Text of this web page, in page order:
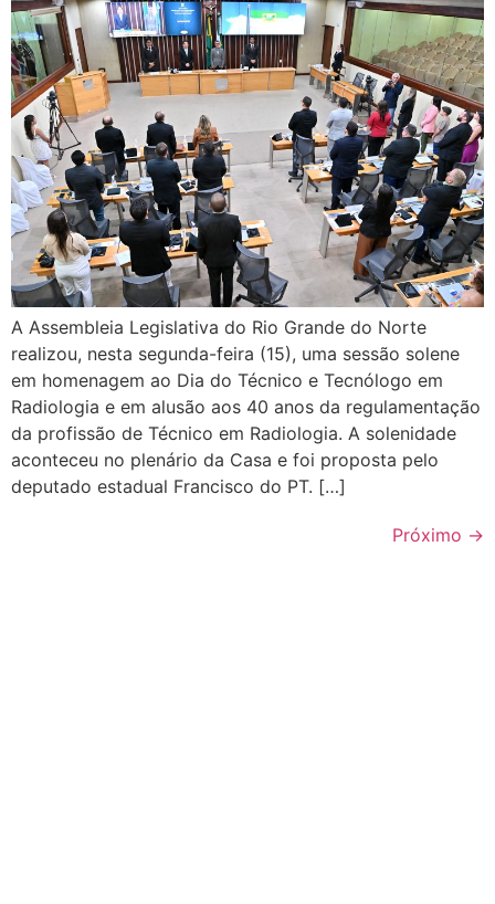
A Assembleia Legislativa do Rio Grande do Norte
realizou, nesta segunda-feira (15), uma sessão solene
em homenagem ao Dia do Técnico e Tecnólogo em
Radiologia e em alusão aos 40 anos da regulamentação
da profissão de Técnico em Radiologia. A solenidade
aconteceu no plenário da Casa e foi proposta pelo
deputado estadual Francisco do PT. […]
Próximo →